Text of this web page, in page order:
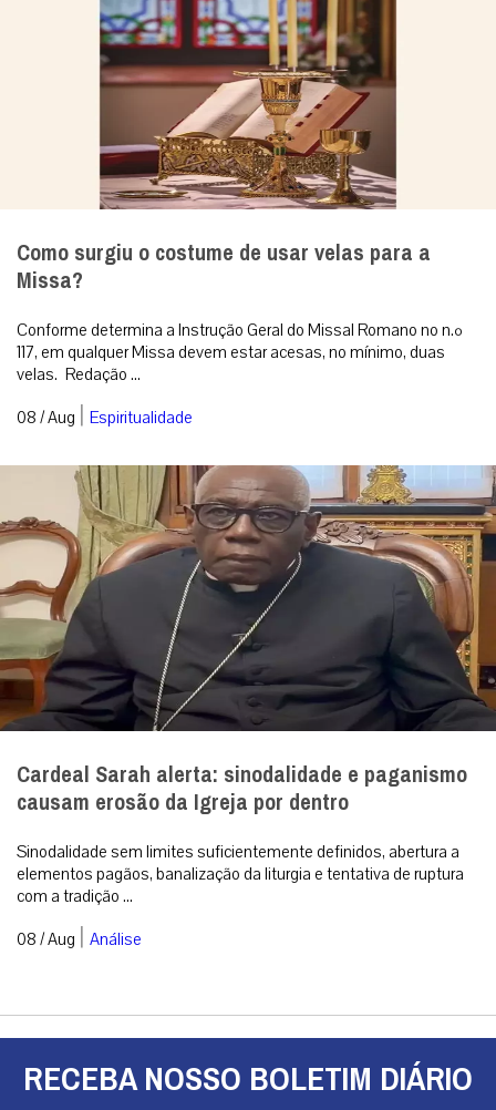
Como surgiu o costume de usar velas para a
Missa?
Conforme determina a Instrução Geral do Missal Romano no n.º
117, em qualquer Missa devem estar acesas, no mínimo, duas
velas. Redação ...
08 / Aug | Espiritualidade
Cardeal Sarah alerta: sinodalidade e paganismo
causam erosão da Igreja por dentro
Sinodalidade sem limites suficientemente definidos, abertura a
elementos pagãos, banalização da liturgia e tentativa de ruptura
com a tradição ...
08 / Aug | Análise
RECEBA NOSSO BOLETIM DIÁRIO